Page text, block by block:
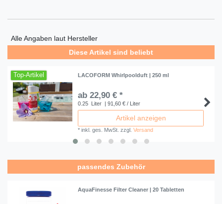
Alle Angaben laut Hersteller
Diese Artikel sind beliebt
Top-Artikel LACOFORM Whirlpoolduft | 250 ml
ab 22,90 € *
0.25 Liter | 91,60 € / Liter
Artikel anzeigen
*inkl. ges. MwSt. zzgl.Versand
passendes Zubehör
AquaFinesse Filter Cleaner | 20 Tabletten